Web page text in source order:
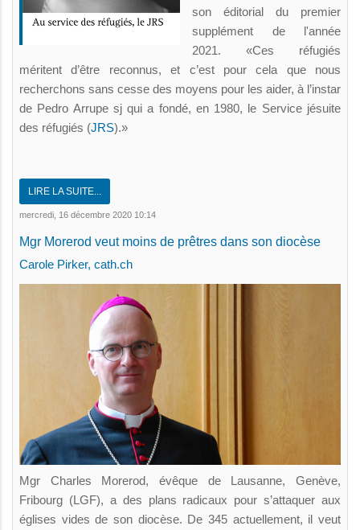
son éditorial du premier
supplément de l'année
2021. «Ces réfugiés
méritent d’être reconnus, et c’est pour cela que nous
recherchons sans cesse des moyens pour les aider, à l’instar
de Pedro Arrupe sj qui a fondé, en 1980, le Service jésuite
des réfugiés (JRS).»
LIRE LA SUITE...
mercredi, 16 décembre 2020 10:14
Mgr Morerod veut moins de prêtres dans son diocèse
Carole Pirker, cath.ch
Mgr Charles Morerod, évêque de Lausanne, Genève,
Fribourg (LGF), a des plans radicaux pour s’attaquer aux
églises vides de son diocèse. De 345 actuellement, il veut